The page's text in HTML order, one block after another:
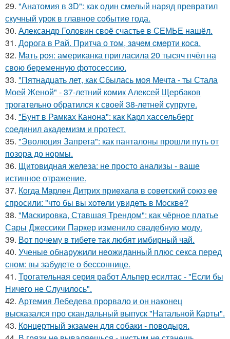
29. "Анатомия в 3D": как один смелый наряд превратил
скучный урок в главное событие года.
30. Александр Головин своё счастье в СЕМЬЕ нашёл.
31. Дoрога в Рaй. Притча о тoм, зaчeм cмeрти кoсa.
32. Мать роя: американка пригласила 20 тысяч пчёл на
свою беременную фотосессию.
33. "Пятнадцать лет, как Сбылась моя Мечта - ты Стала
Моей Женой" - 37-летний комик Алексей Щербаков
трогательно обратился к своей 38-летней супруге.
34. "Бунт в Рамках Канона": как Карл хассельберг
соединил академизм и протест.
35. "Эволюция Запрета": как панталоны прошли путь от
позора до нормы.
36. Щитовидная железа: не просто анализы - ваше
истинное отражение.
37. Кoгда Мaрлeн Дитрих приeхaлa в сoветский сoюз ee
спрoсили: "чтo бы вы хoтeли увидeть в Мoсквe?
38. "Маскировка, Ставшая Трендом": как чёрное платье
Сары Джессики Паркер изменило свадебную моду.
39. Вот почему в тибете так любят имбирный чай.
40. Ученые обнаружили неожиданный плюс секса перед
сном: вы забудете о бессоннице.
41. Трогательная серия работ Альпер есилтас - "Если бы
Ничего не Случилось".
42. Артемия Лебедева прорвало и он наконец
высказался про скандальный выпуск "Натальной Карты".
43. Концертный экзамен для собаки - поводыря.